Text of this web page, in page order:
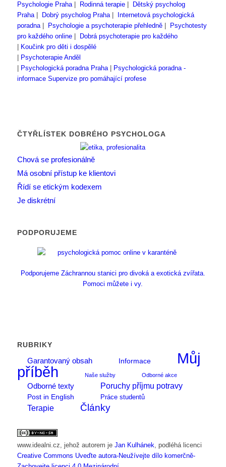
Psychologie Praha| Rodinná terapie|
Dětský psycholog
Praha| Dobrý psycholog Praha|
Internetová psychologická
poradna| Psychologie a psychoterapie přehledně|
Psychotesty
pro každého online|
Dobrá psychoterapie pro každého
Koučink pro děti i dospělé
Psychoterapie Anděl
Psychologická poradna Praha|
Psychologická poradna -
informace Supervize pro pomáhající profese
ČTYŘLÍSTEK DOBRÉHO PSYCHOLOGA
Chová se profesionálně
Má osobní přístup ke klientovi
Řídí se etickým kodexem
Je diskrétní
PODPORUJEME
Podporujeme Záchrannou stanici pro divoká a exotická zvířata.
Pomoci můžete i vy.
RUBRIKY
Garantovaný obsah
Informace
Můj
příběh
Naše služby Odborné akce
Odborné texty Poruchy příjmu potravy
Post in English Práce studentů
Terapie Články
www.idealni.cz , jehož autorem je Jan Kulhánek , podléhá licenci
Creative Commons Uveďte autora-Neužívejte dílo komerčně-